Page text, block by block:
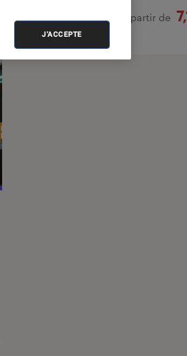
À partir de
J'ACCEPTE